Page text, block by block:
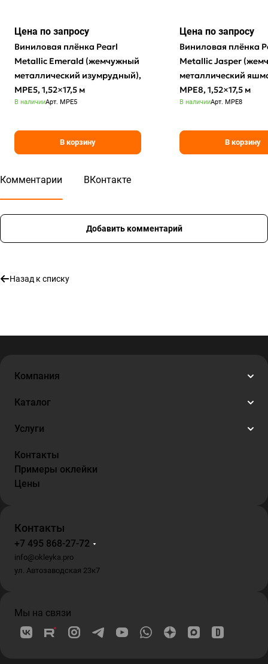
Цена по запросу
Виниловая плёнка Pearl
Metallic Emerald (жемчужный
металлический изумрудный),
MPE5, 1,52×17,5 м
В наличииАрт. MPE5
В корзину
Цена по запросу
Виниловая плёнка
Metallic Jasper
металлический
MPE8, 1,52×17,5 м
В наличииАрт. MPE8
В корзину
Комментарии ВКонтакте
Добавить комментарий
Назад к списку
Компания
Каталог
Услуги
Контакты
Примеры оклейки
Цены
Контакты
+7 495 868-27-72
info@okleyka.pro
ул. Автозаводская 23к7
Мы на связи